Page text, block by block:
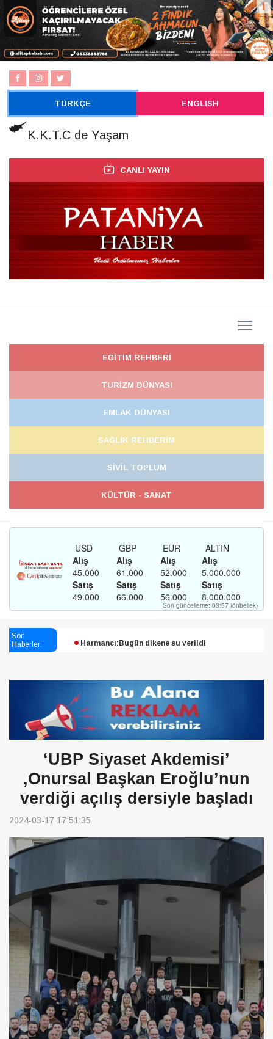
TÜRKÇE ENGLISH
K.K.T.C de Yaşam
CANLI YAYIN
EĞİTİM REHBERİ
TURİZM DÜNYASI
EMLAK DÜNYASI
SAĞLIK REHBERİM
SİVİL TOPLUM
KÜLTÜR - SANAT
Son
Haberler:
Esendağlı:Adıyaman’daki süreç sona erdi, hukuk
Derneği:Vicdanlarınız tutsak, kalemleriniz esir
‘UBP Siyaset Akdemisi’
,Onursal Başkan Eroğlu’nun
verdiği açılış dersiyle başladı
2024-03-17 17:51:35